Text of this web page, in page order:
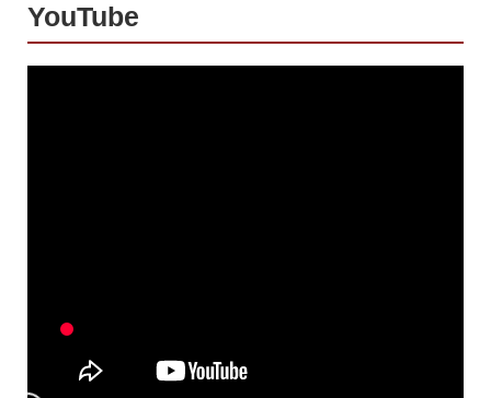
YouTube